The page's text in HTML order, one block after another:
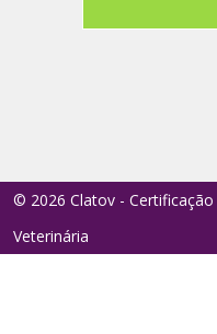
© 2026 Clatov -
Veterinária